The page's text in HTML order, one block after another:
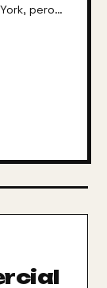
pero